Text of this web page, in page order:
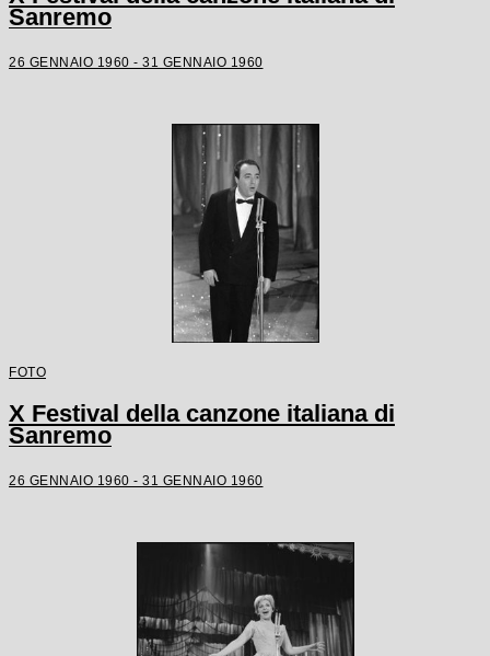
Sanremo
26 GENNAIO 1960 - 31 GENNAIO 1960
FOTO
X Festival della canzone italiana di
Sanremo
26 GENNAIO 1960 - 31 GENNAIO 1960